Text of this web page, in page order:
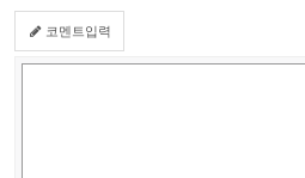
코멘트입력